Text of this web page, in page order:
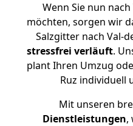
Wenn Sie nun
möchten, sorgen wir
Salzgitter nach Val-
stressfrei verläuft.
plant Ihren Umzug
Ruz individuell
Mit unseren
Dienstleistungen,